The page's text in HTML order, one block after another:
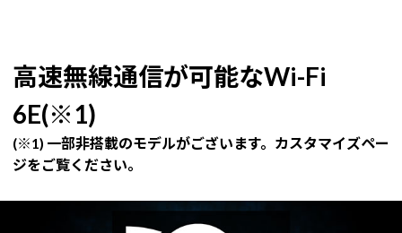
高速無線通信が可能なWi-Fi
6E(※1)
(※1) 一部非搭載のモデルがございます。カスタマイズペー
ジをご覧ください。